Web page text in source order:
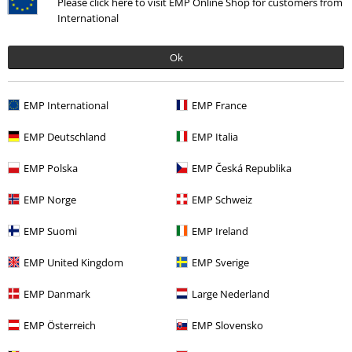
International
Ok
EMP International EMP France
EMP Deutschland EMP Italia
EMP Polska EMP Česká Republika
EMP Norge EMP Schweiz
EMP Suomi EMP Ireland
EMP United Kingdom EMP Sverige
EMP Danmark Large Nederland
EMP Österreich EMP Slovensko
Kč 1.089,00
More categories. More options.
Oblečení & doplňky